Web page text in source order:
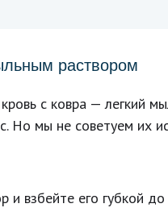
раствором
с ковра — легкий
мы не советуем их
и взбейте его губкой